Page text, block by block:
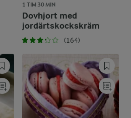
1 TIM 30 MIN
Dovhjort med
jordärtskockskräm
(164)